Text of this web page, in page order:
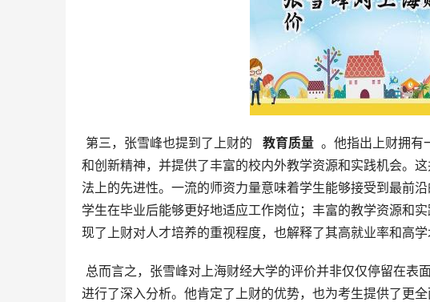
第三，张雪峰也提到了上财的
  教育质量
。他指出上财拥有
和创新精神，并提供了丰富的校内外教学资源和实践机会。
法上的先进性。一流的师资力量意味着学生能够接受到最前
学生在毕业后能够更好地适应工作岗位；丰富的教学资源和
现了上财对人才培养的重视程度，也解释了其高就业率和高学
进行了深入分析。他肯定了上财的优势，也为考生提供了更